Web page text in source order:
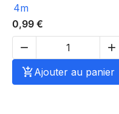
4m
0,99 €


Ajouter au panier